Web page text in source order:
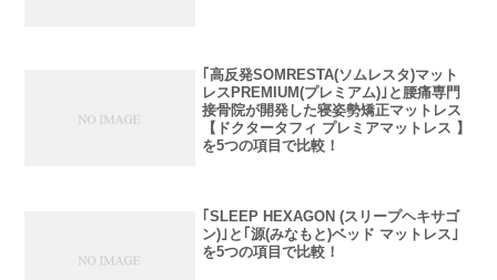
｢高反発SOMRESTA(ソムレスタ)マット
レスPREMIUM(プレミアム)｣と腰痛専門
接骨院が開発した寝姿勢矯正マットレス
【ドクタータフィ プレミアマットレス 】
を5つの項目で比較！
｢SLEEP HEXAGON (スリープヘキサゴ
ン)｣と｢源(みなもと)ベッド マットレス｣
を5つの項目で比較！